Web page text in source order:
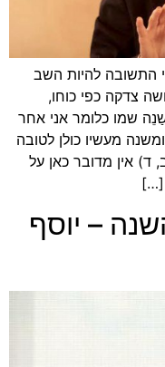
התשובה להיות השב
צדקה כפי כוחו,
שמו כלומר אני אחר
מעשיו כולן לטובה
אין מדובר כאן על
[…]
– יוסף